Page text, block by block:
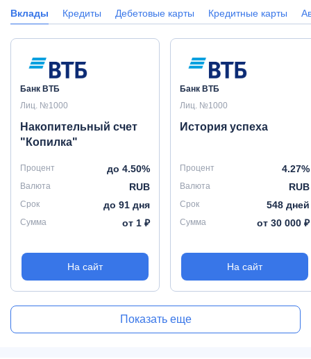
Вклады Кредиты Дебетовые карты Кредитные карты
Банк ВТБ
Лиц. №1000
Накопительный счет
"Копилка"
Процент до 4.50%
Валюта RUB
Срок до 91 дня
Сумма от 1 ₽
На сайт
Банк ВТБ
Лиц. №1000
История успеха
Процент 4.27%
Валюта RUB
Срок 548 дней
Сумма от 30 000 ₽
На сайт
Показать еще